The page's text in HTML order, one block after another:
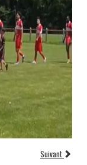
Suivant